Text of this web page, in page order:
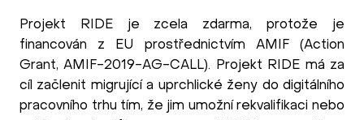
Projekt RIDE je zcela zdarma, protože je
financován z EU prostřednictvím AMIF (Action
Grant, AMIF-2019-AG-CALL). Projekt RIDE má za
cíl začlenit migrující a uprchlické ženy do digitálního
pracovního trhu tím, že jim umožní rekvalifikaci nebo